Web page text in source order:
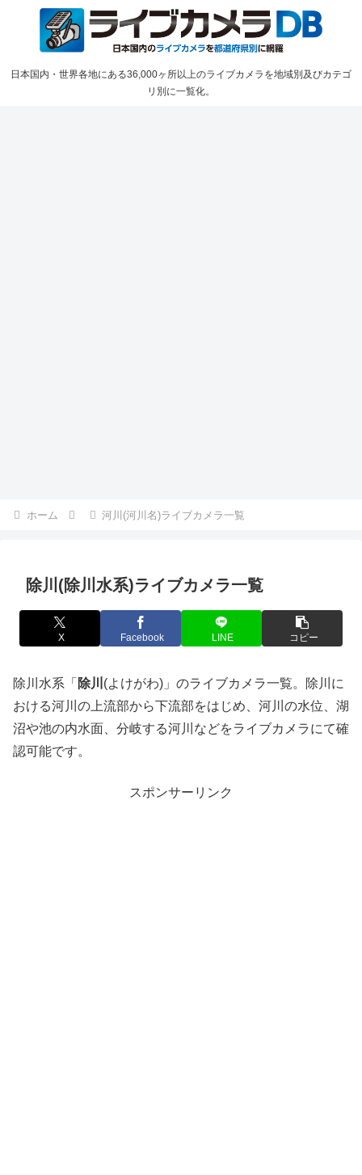
日本国内・世界各地にある36,000ヶ所以上のライブカメラを地域別及びカテゴ
リ別に一覧化。
ホーム 河川(河川名)ライブカメラ一覧
除川(除川水系)ライブカメラ一覧
X Facebook LINE コピー
除川水系「 除川 (よけがわ)」のライブカメラ一覧。除川に
おける河川の上流部から下流部をはじめ、河川の水位、湖
沼や池の内水面、分岐する河川などをライブカメラにて確
認可能です。
スポンサーリンク